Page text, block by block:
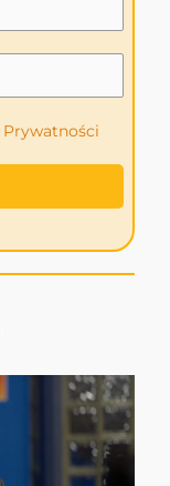
Prywatności